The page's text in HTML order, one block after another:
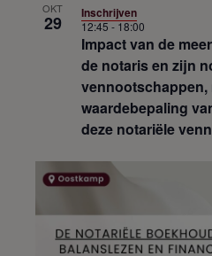
OKT
29
Impact van de
de notaris en zijn
vennootschappen,
waardebepaling
deze notariële
12:45-18:00
Inschrijven